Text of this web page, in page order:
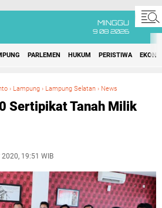
MINGGU
9 08 2026
PARLEMEN HUKUM PERISTIWA
› Lampung › Lampung Selatan › News
Sertipikat Tanah Milik
19:51 WIB